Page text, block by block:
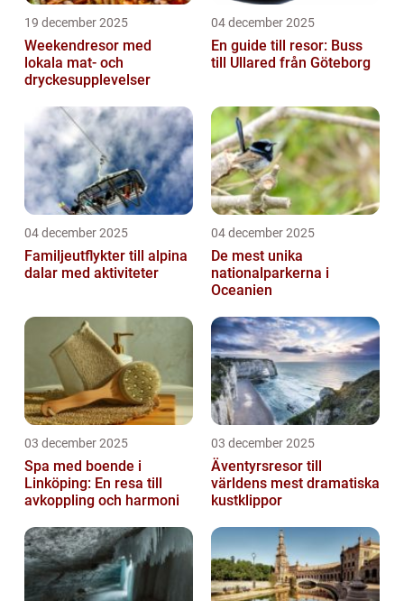
19 december 2025
Weekendresor med
lokala mat- och
dryckesupplevelser
04 december 2025
En guide till resor: Buss
till Ullared från Göteborg
04 december 2025
Familjeutflykter till alpina
dalar med aktiviteter
04 december 2025
De mest unika
nationalparkerna i
Oceanien
03 december 2025
Spa med boende i
Linköping: En resa till
avkoppling och harmoni
03 december 2025
Äventyrsresor till
världens mest dramatiska
kustklippor